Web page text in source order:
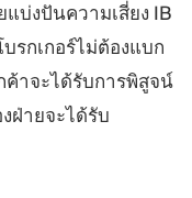
แบ่งปันความเสี่ยง IB
รกเกอร์ไม่ต้องแบก
าจะได้รับการพิสูจน์
ฝ่ายจะได้รับ